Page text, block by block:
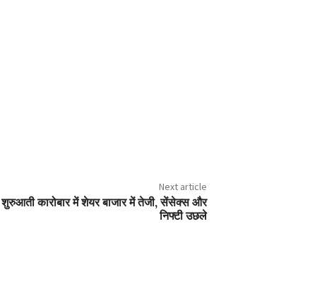
Next article
शुरुआती कारोबार में शेयर बाजार में तेजी, सेंसेक्स और
निफ्टी उछले